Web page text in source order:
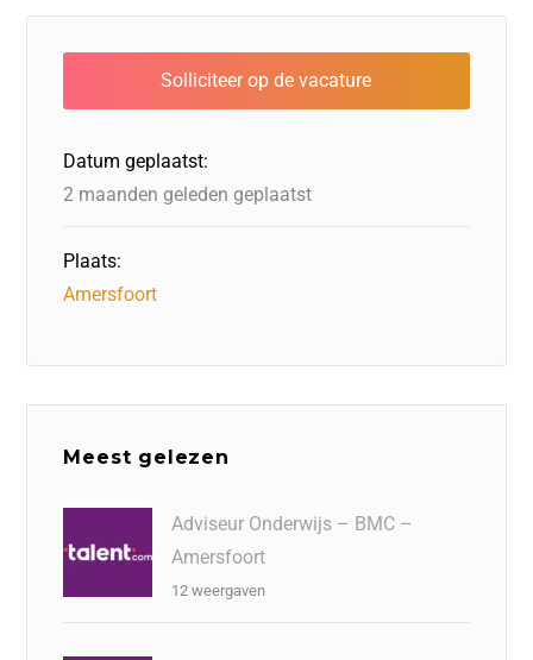
e
b
o
o
k
e
dI
n
o
d
o
n
a
d
s
s
A
p
l
Datum geplaatst:
2 maanden geleden geplaatst
Plaats:
Amersfoort
Meest gelezen
Adviseur Onderwijs – BMC –
Amersfoort
12 weergaven